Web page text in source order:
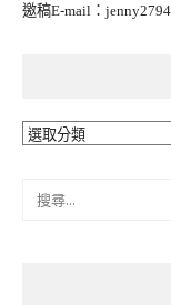
邀稿E-mail：
分